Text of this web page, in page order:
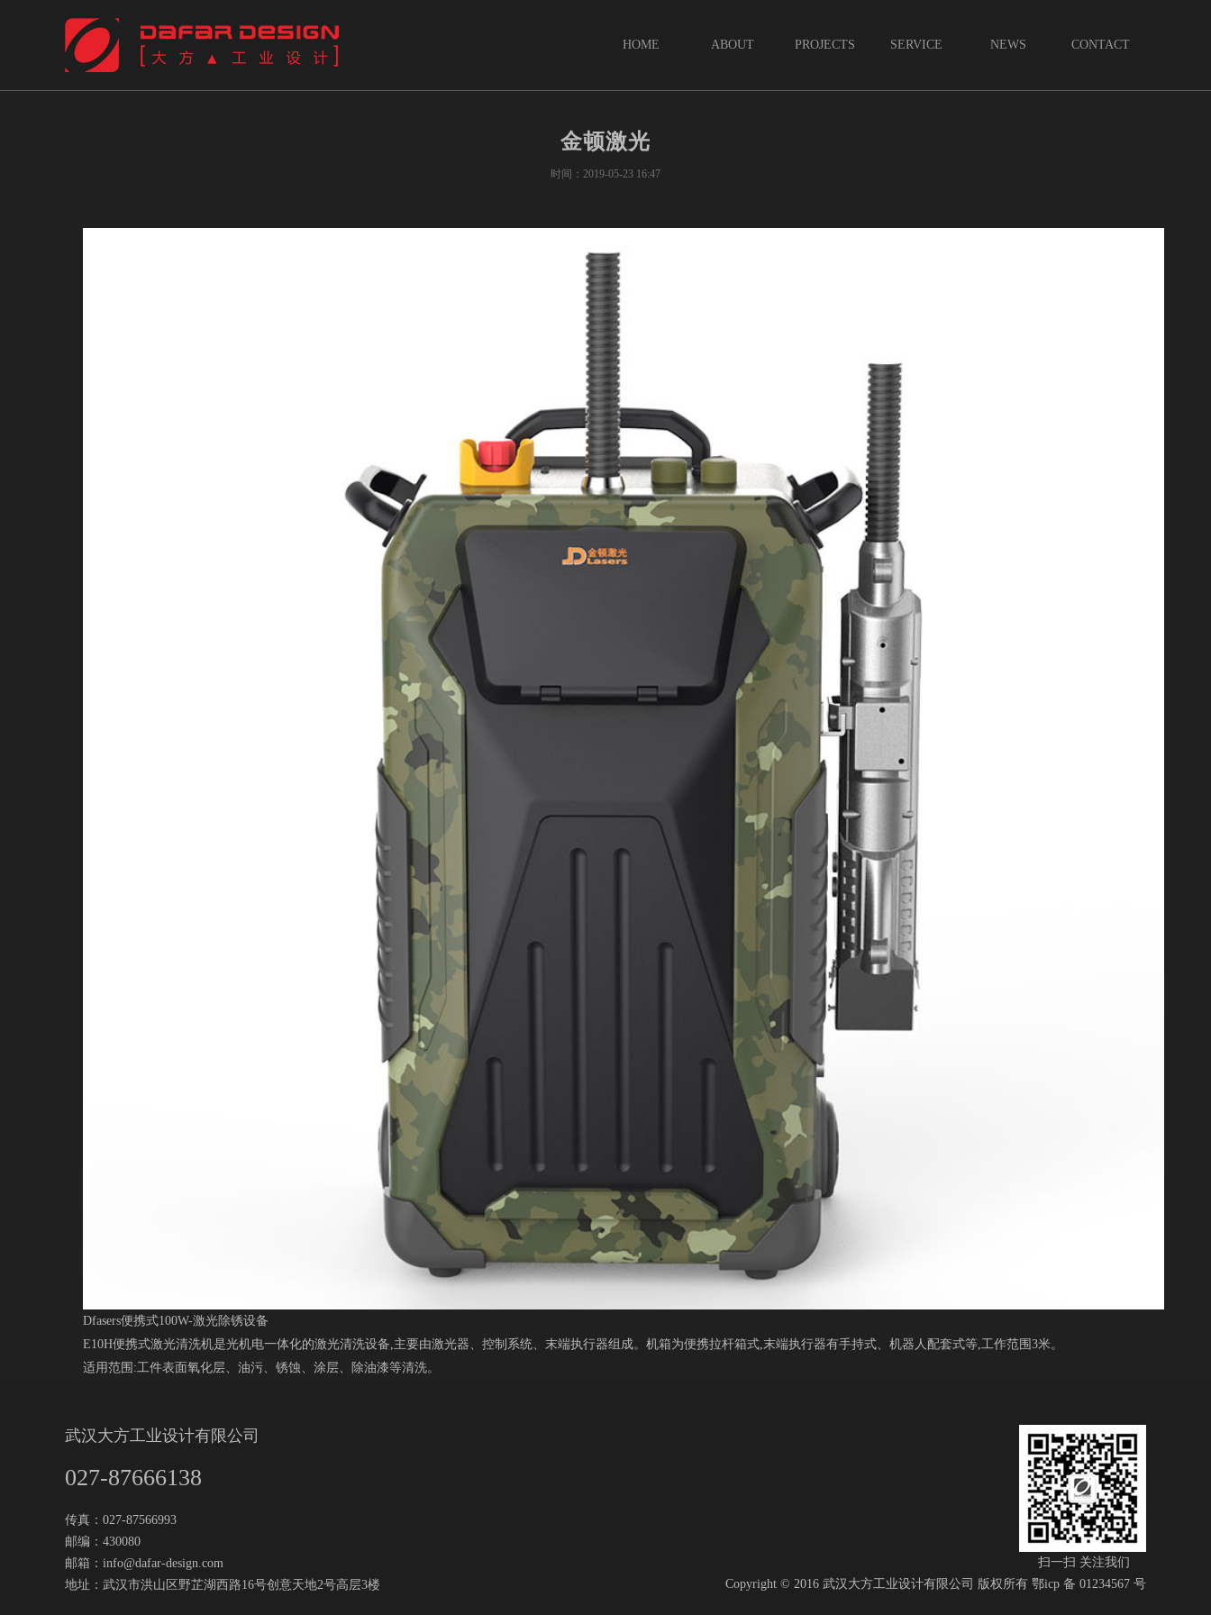
HOME ABOUT PROJECTS SERVICE NEWS CONTACT
金顿激光
时间：2019-05-23 16:47
Dfasers便携式100W-激光除锈设备
E10H便携式激光清洗机是光机电一体化的激光清洗设备,主要由激光器、控制系统、末端执行器组成。机箱为便携拉杆箱式,末端执行器有手持式、机器人配套式等,工作范围3米。
适用范围:工件表面氧化层、油污、锈蚀、涂层、除油漆等清洗。
武汉大方工业设计有限公司
027-87666138
传真：027-87566993
邮编：430080
邮箱： info@dafar-design.com
地址：武汉市洪山区野芷湖西路16号创意天地2号高层3楼
扫一扫 关注我们
Copyright © 2016 武汉大方工业设计有限公司 版权所有 鄂icp 备 01234567 号